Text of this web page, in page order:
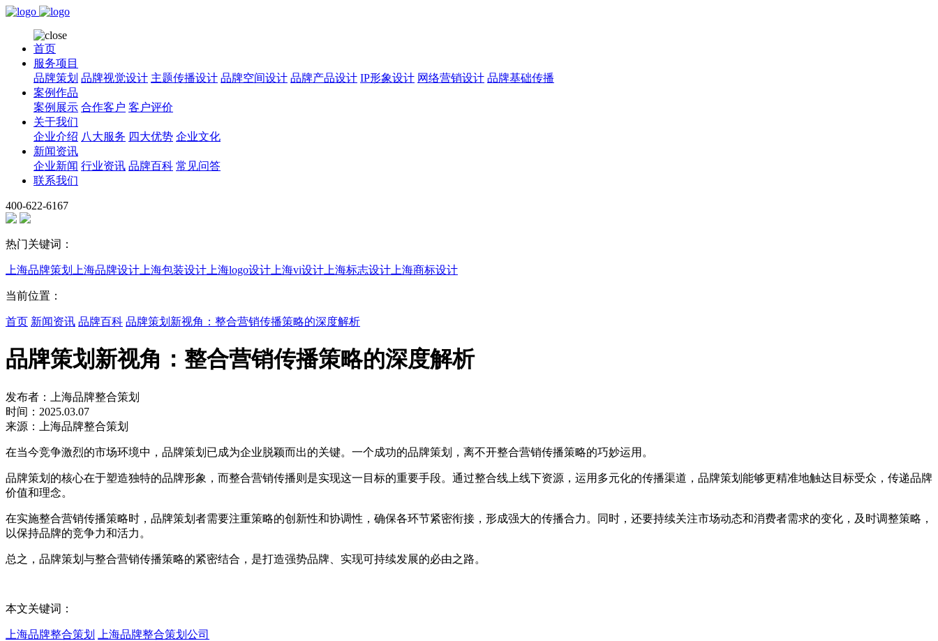
首页
服务项目
品牌策划 品牌视觉设计 主题传播设计 品牌空间设计 品牌产品设计 IP形象设计 网络营销设计 品牌基础传播
案例作品
案例展示 合作客户 客户评价
关于我们
企业介绍 八大服务 四大优势 企业文化
新闻资讯
企业新闻 行业资讯 品牌百科 常见问答
联系我们
400-622-6167
热门关键词：
上海品牌策划 上海品牌设计 上海包装设计 上海logo设计 上海vi设计 上海标志设计 上海商标设计
当前位置：
首页 新闻资讯 品牌百科 品牌策划新视角：整合营销传播策略的深度解析
品牌策划新视角：整合营销传播策略的深度解析
发布者：上海品牌整合策划
时间：2025.03.07
来源：上海品牌整合策划
在当今竞争激烈的市场环境中，品牌策划已成为企业脱颖而出的关键。一个成功的品牌策划，离不开整合营销传播策略的巧妙运用。
品牌策划的核心在于塑造独特的品牌形象，而整合营销传播则是实现这一目标的重要手段。通过整合线上线下资源，运用多元化的传播渠道，品牌策划能够更精准地触达目标受众，传递品牌
价值和理念。
在实施整合营销传播策略时，品牌策划者需要注重策略的创新性和协调性，确保各环节紧密衔接，形成强大的传播合力。同时，还要持续关注市场动态和消费者需求的变化，及时调整策略，
以保持品牌的竞争力和活力。
总之，品牌策划与整合营销传播策略的紧密结合，是打造强势品牌、实现可持续发展的必由之路。
本文关键词：
上海品牌整合策划
上海品牌整合策划公司